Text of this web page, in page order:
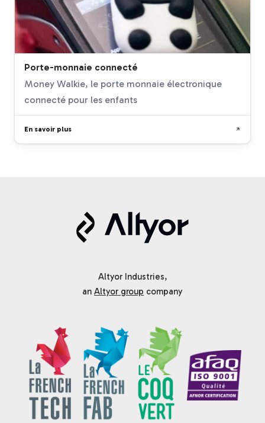
Porte-monnaie connecté
Money Walkie, le porte monnaie électronique
connecté pour les enfants
En savoir plus
Altyor Industries,
an Altyor group company